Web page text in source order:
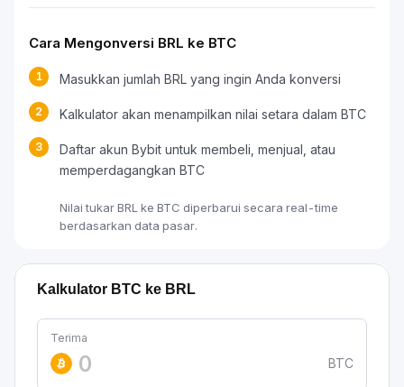
Cara Mengonversi BRL ke BTC
1 Masukkan jumlah BRL yang ingin Anda konversi
2 Kalkulator akan menampilkan nilai setara dalam BTC
3
Daftar akun Bybit untuk membeli, menjual, atau
memperdagangkan BTC
Nilai tukar BRL ke BTC diperbarui secara real-time
berdasarkan data pasar.
Kalkulator BTC ke BRL
Terima
BTC